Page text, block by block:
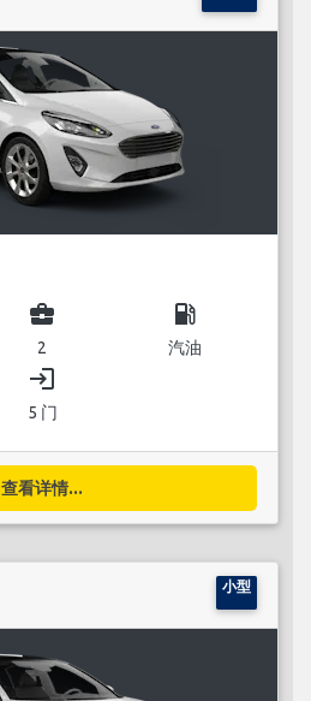
business_center
2
local_gas_station
汽油
login
5 门
查看详情...
小型